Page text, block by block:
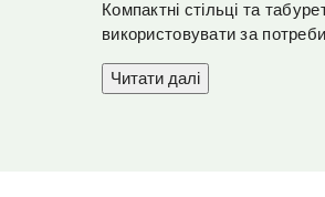
Компактні стільці та
використовувати за
Читати далі